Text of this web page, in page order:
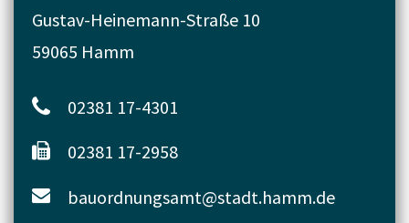
Gustav-Heinemann-Straße 10
59065 Hamm
02381 17-4301
02381 17-2958
bauordnungsamt@stadt.hamm.de